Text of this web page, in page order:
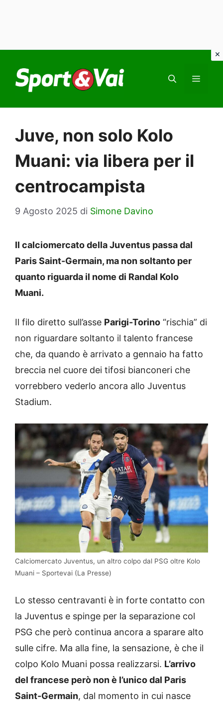
contenuto
Juve, non solo Kolo
Muani: via libera per il
centrocampista
9 Agosto 2025 di Simone Davino
Il calciomercato della Juventus passa dal
Paris Saint-Germain, ma non soltanto per
quanto riguarda il nome di Randal Kolo
Muani.
Il filo diretto sull’asse Parigi-Torino “rischia” di
non riguardare soltanto il talento francese
che, da quando è arrivato a gennaio ha fatto
breccia nel cuore dei tifosi bianconeri che
vorrebbero vederlo ancora allo Juventus
Stadium.
Calciomercato Juventus, un altro colpo dal PSG oltre Kolo
Muani – Sportevai (La Presse)
Lo stesso centravanti è in forte contatto con
la Juventus e spinge per la separazione col
PSG che però continua ancora a sparare alto
sulle cifre. Ma alla fine, la sensazione, è che il
colpo Kolo Muani possa realizzarsi. L’arrivo
del francese però non è l’unico dal Paris
Saint-Germain, dal momento in cui nasce